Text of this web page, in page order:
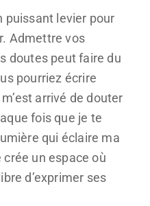
puissant levier pour
Admettre vos
doutes peut faire du
pourriez écrire
arrivé de douter
fois que je te
qui éclaire ma
un espace où
d’exprimer ses